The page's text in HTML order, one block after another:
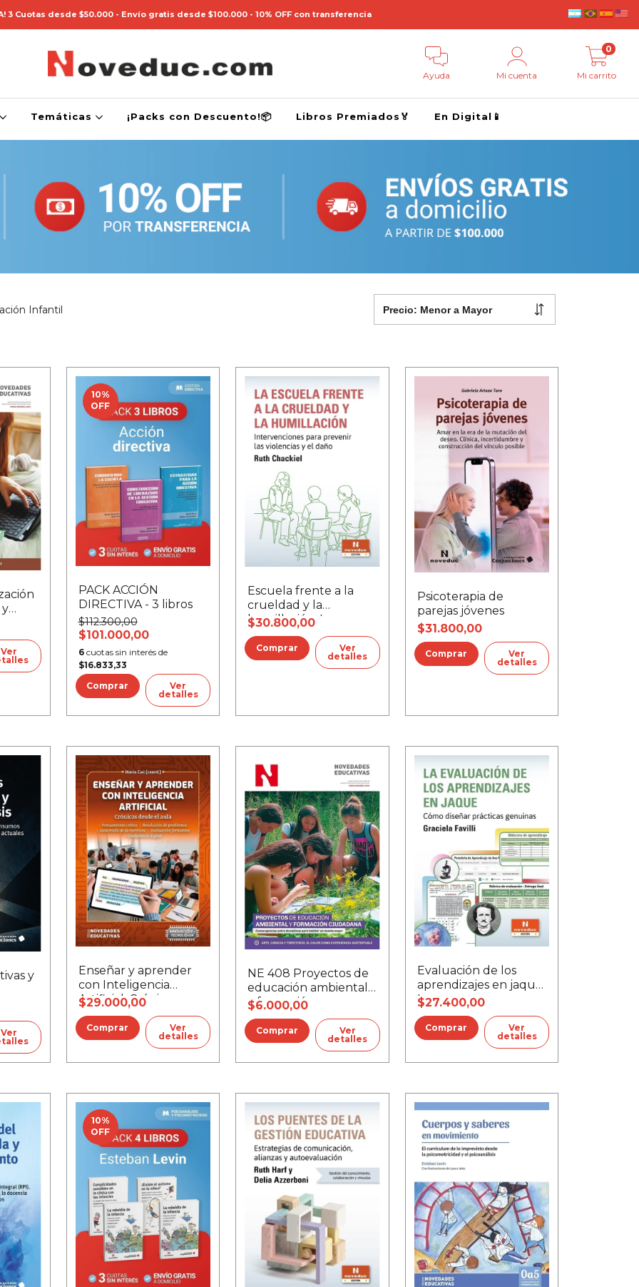
3 Cuotas desde $50.000 - Envío gratis desde $100.000 - 10% OFF con transferencia
Ayuda Mi cuenta Mi carrito
0
Temáticas ¡Packs con Descuento!📦 Libros Premiados🏅 En Digital📱
Infantil
Ver
10%
OFF
PACK ACCIÓN
DIRECTIVA - 3 libros
$112.300,00
$101.000,00
6cuotas sin interés de
$16.833,33
Ver
detalles
Escuela frente a la
crueldad y la
humillación, La
$30.800,00
Ver
detalles
Psicoterapia de
parejas jóvenes
$31.800,00
Ver
detalles
y
Ver
Enseñar y aprender
con Inteligencia
Artificial. Crónicas
desde el aula
$29.000,00
Ver
detalles
NE 408 Proyectos de
educación ambiental
y formación
ciudadana
$6.000,00
Ver
detalles
Evaluación de los
aprendizajes en jaque,
La
$27.400,00
Ver
detalles
10%
OFF